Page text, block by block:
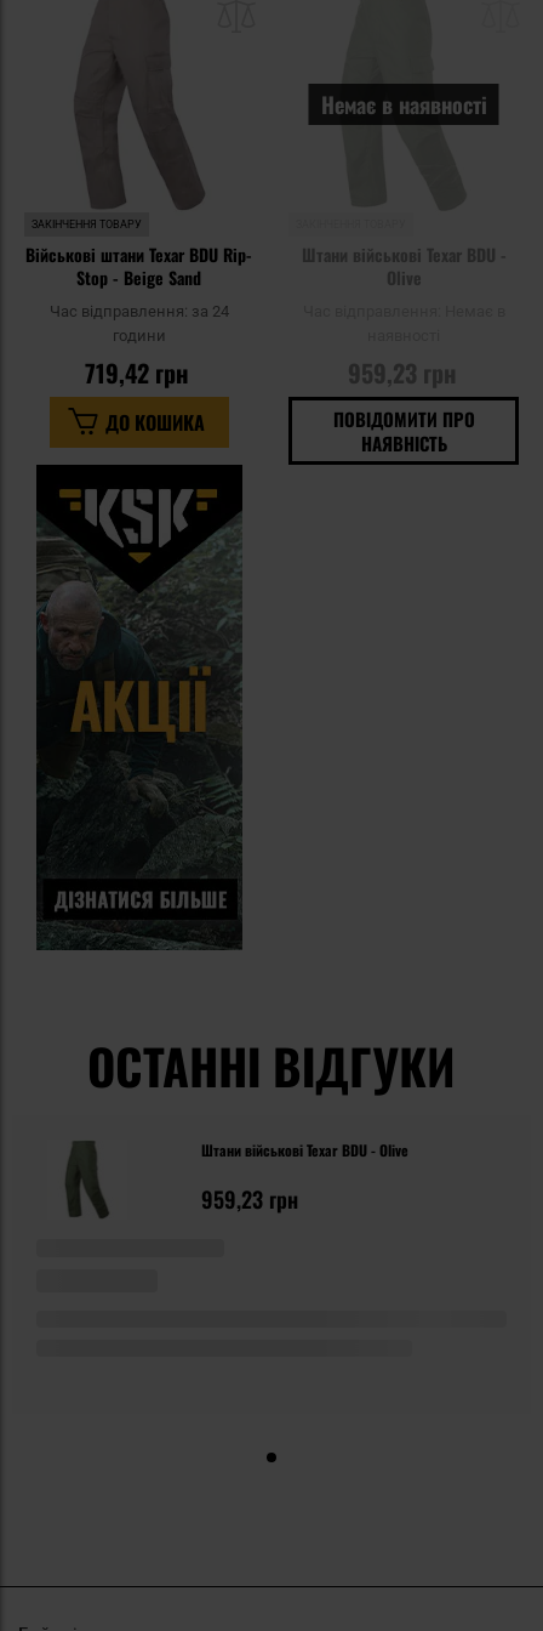
ЗАКІНЧЕННЯ ТОВАРУ
Військові штани Texar BDU Rip-
Stop - Beige Sand
Час відправлення: за 24
години
719,42 грн
ДО КОШИКА
Немає в наявності
Штани військові Texar BDU -
Olive
959,23 грн
ПОВІДОМИТИ ПРО
НАЯВНІСТЬ
ОСТАННІ ВІДГУКИ
Штани військові Texar BDU - Olive
959,23 грн